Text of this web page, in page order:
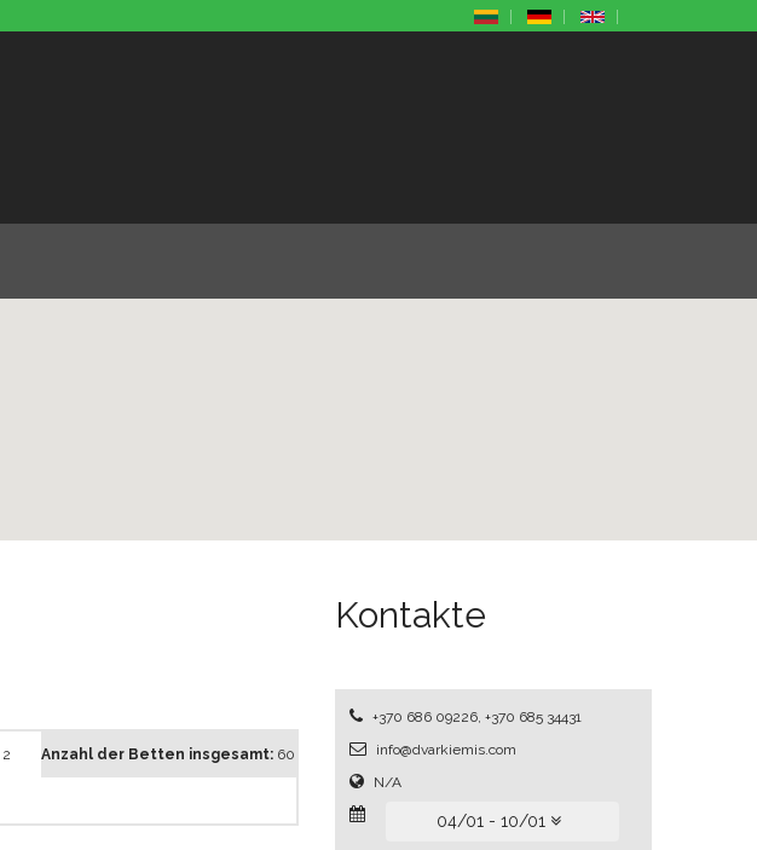
2 Anzahl der Betten insgesamt: 60
Kontakte
+370 686 09226, +370 685 34431
info@dvarkiemis.com
N/A
04/01 - 10/01